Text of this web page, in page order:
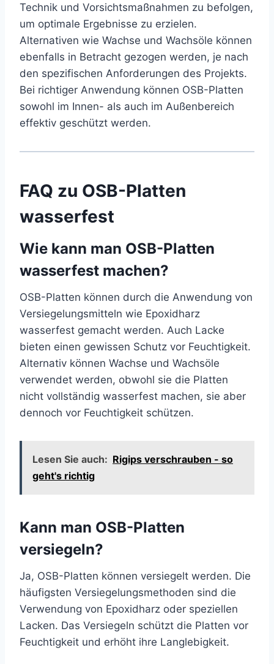
Technik und Vorsichtsmaßnahmen zu befolgen,
um optimale Ergebnisse zu erzielen.
Alternativen wie Wachse und Wachsöle können
ebenfalls in Betracht gezogen werden, je nach
den spezifischen Anforderungen des Projekts.
Bei richtiger Anwendung können OSB-Platten
sowohl im Innen- als auch im Außenbereich
effektiv geschützt werden.
FAQ zu OSB-Platten
wasserfest
Wie kann man OSB-Platten
wasserfest machen?
OSB-Platten können durch die Anwendung von
Versiegelungsmitteln wie Epoxidharz
wasserfest gemacht werden. Auch Lacke
bieten einen gewissen Schutz vor Feuchtigkeit.
Alternativ können Wachse und Wachsöle
verwendet werden, obwohl sie die Platten
nicht vollständig wasserfest machen, sie aber
dennoch vor Feuchtigkeit schützen.
Lesen Sie auch: Rigips verschrauben - so
geht's richtig
Kann man OSB-Platten
versiegeln?
Ja, OSB-Platten können versiegelt werden. Die
häufigsten Versiegelungsmethoden sind die
Verwendung von Epoxidharz oder speziellen
Lacken. Das Versiegeln schützt die Platten vor
Feuchtigkeit und erhöht ihre Langlebigkeit.